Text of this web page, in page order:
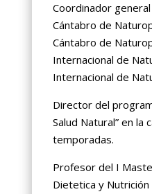
Coordinador
Cántabro de
Cántabro de
Internacional de
Internacional de
Director del
Salud Natural” en la
temporadas.
Profesor del I
Dietetica y